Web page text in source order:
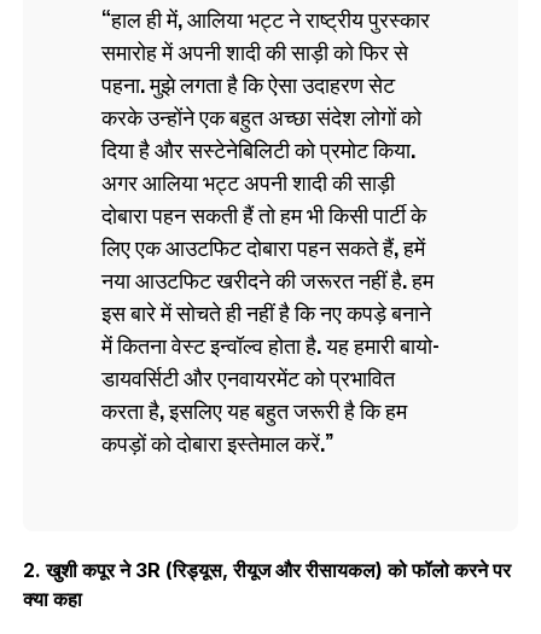
हाल ही में, आलिया भट्ट ने राष्ट्रीय पुरस्कार
समारोह में अपनी शादी की साड़ी को फिर से
पहना. मुझे लगता है कि ऐसा उदाहरण सेट
करके उन्होंने एक बहुत अच्छा संदेश लोगों को
दिया है और सस्टेनेबिलिटी को प्रमोट किया.
अगर आलिया भट्ट अपनी शादी की साड़ी
दोबारा पहन सकती हैं तो हम भी किसी पार्टी के
लिए एक आउटफिट दोबारा पहन सकते हैं, हमें
नया आउटफिट खरीदने की जरूरत नहीं है. हम
इस बारे में सोचते ही नहीं है कि नए कपड़े बनाने
में कितना वेस्ट इन्वॉल्व होता है. यह हमारी बायो-
डायवर्सिटी और एनवायरमेंट को प्रभावित
करता है, इसलिए यह बहुत जरूरी है कि हम
कपड़ों को दोबारा इस्तेमाल करें.
2. खुशी कपूर ने 3R (रिड्यूस, रीयूज और रीसायकल) को फॉलो करने पर
क्या कहा